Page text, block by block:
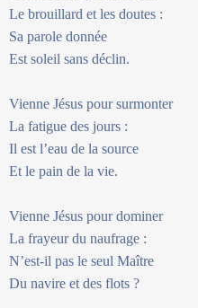
Le brouillard et les doutes :
Sa parole donnée
Est soleil sans déclin.
Vienne Jésus pour surmonter
La fatigue des jours :
Il est l’eau de la source
Et le pain de la vie.
Vienne Jésus pour dominer
La frayeur du naufrage :
N’est-il pas le seul Maître
Du navire et des flots ?